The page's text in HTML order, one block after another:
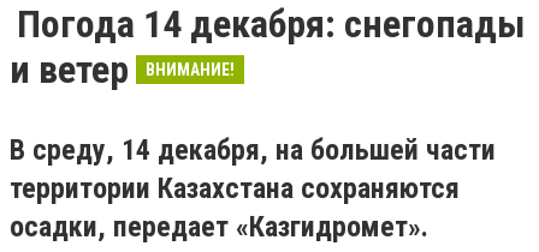
Погода 14 декабря: снегопады
и ветер
ВНИМАНИЕ!
В среду, 14 декабря, на большей части
территории Казахстана сохраняются
осадки, передает «Казгидромет».